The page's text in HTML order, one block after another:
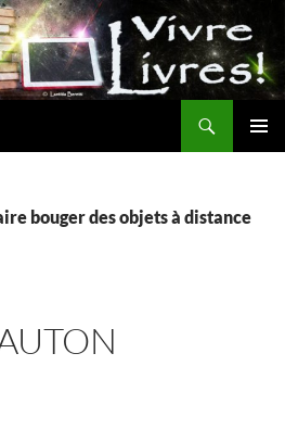
bouger des objets à distance